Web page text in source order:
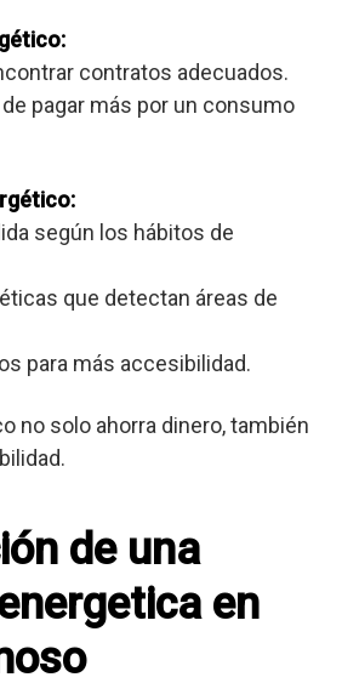
contratos adecuados.
pagar más por un consumo
según los hábitos de
que detectan áreas de
para más accesibilidad.
no solo ahorra dinero, también
de una
en